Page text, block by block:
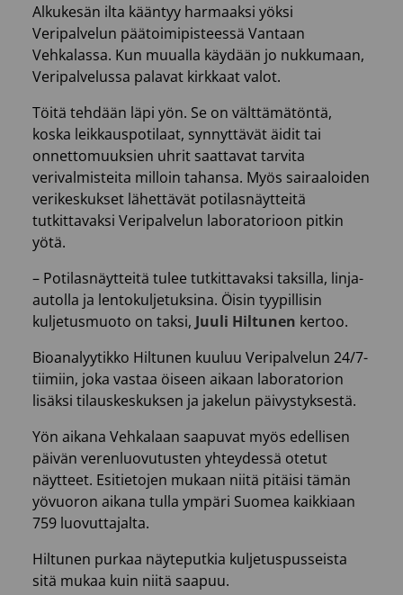
Alkukesän ilta kääntyy harmaaksi yöksi
Veripalvelun päätoimipisteessä Vantaan
Vehkalassa. Kun muualla käydään jo nukkumaan,
Veripalvelussa palavat kirkkaat valot.
Töitä tehdään läpi yön. Se on välttämätöntä,
koska leikkauspotilaat, synnyttävät äidit tai
onnettomuuksien uhrit saattavat tarvita
verivalmisteita milloin tahansa. Myös sairaaloiden
verikeskukset lähettävät potilasnäytteitä
tutkittavaksi Veripalvelun laboratorioon pitkin
yötä.
– Potilasnäytteitä tulee tutkittavaksi taksilla, linja-
autolla ja lentokuljetuksina. Öisin tyypillisin
kuljetusmuoto on taksi, Juuli Hiltunen kertoo.
Bioanalyytikko Hiltunen kuuluu Veripalvelun 24/7-
tiimiin, joka vastaa öiseen aikaan laboratorion
lisäksi tilauskeskuksen ja jakelun päivystyksestä.
Yön aikana Vehkalaan saapuvat myös edellisen
päivän verenluovutusten yhteydessä otetut
näytteet. Esitietojen mukaan niitä pitäisi tämän
yövuoron aikana tulla ympäri Suomea kaikkiaan
759 luovuttajalta.
Hiltunen purkaa näyteputkia kuljetuspusseista
sitä mukaa kuin niitä saapuu.